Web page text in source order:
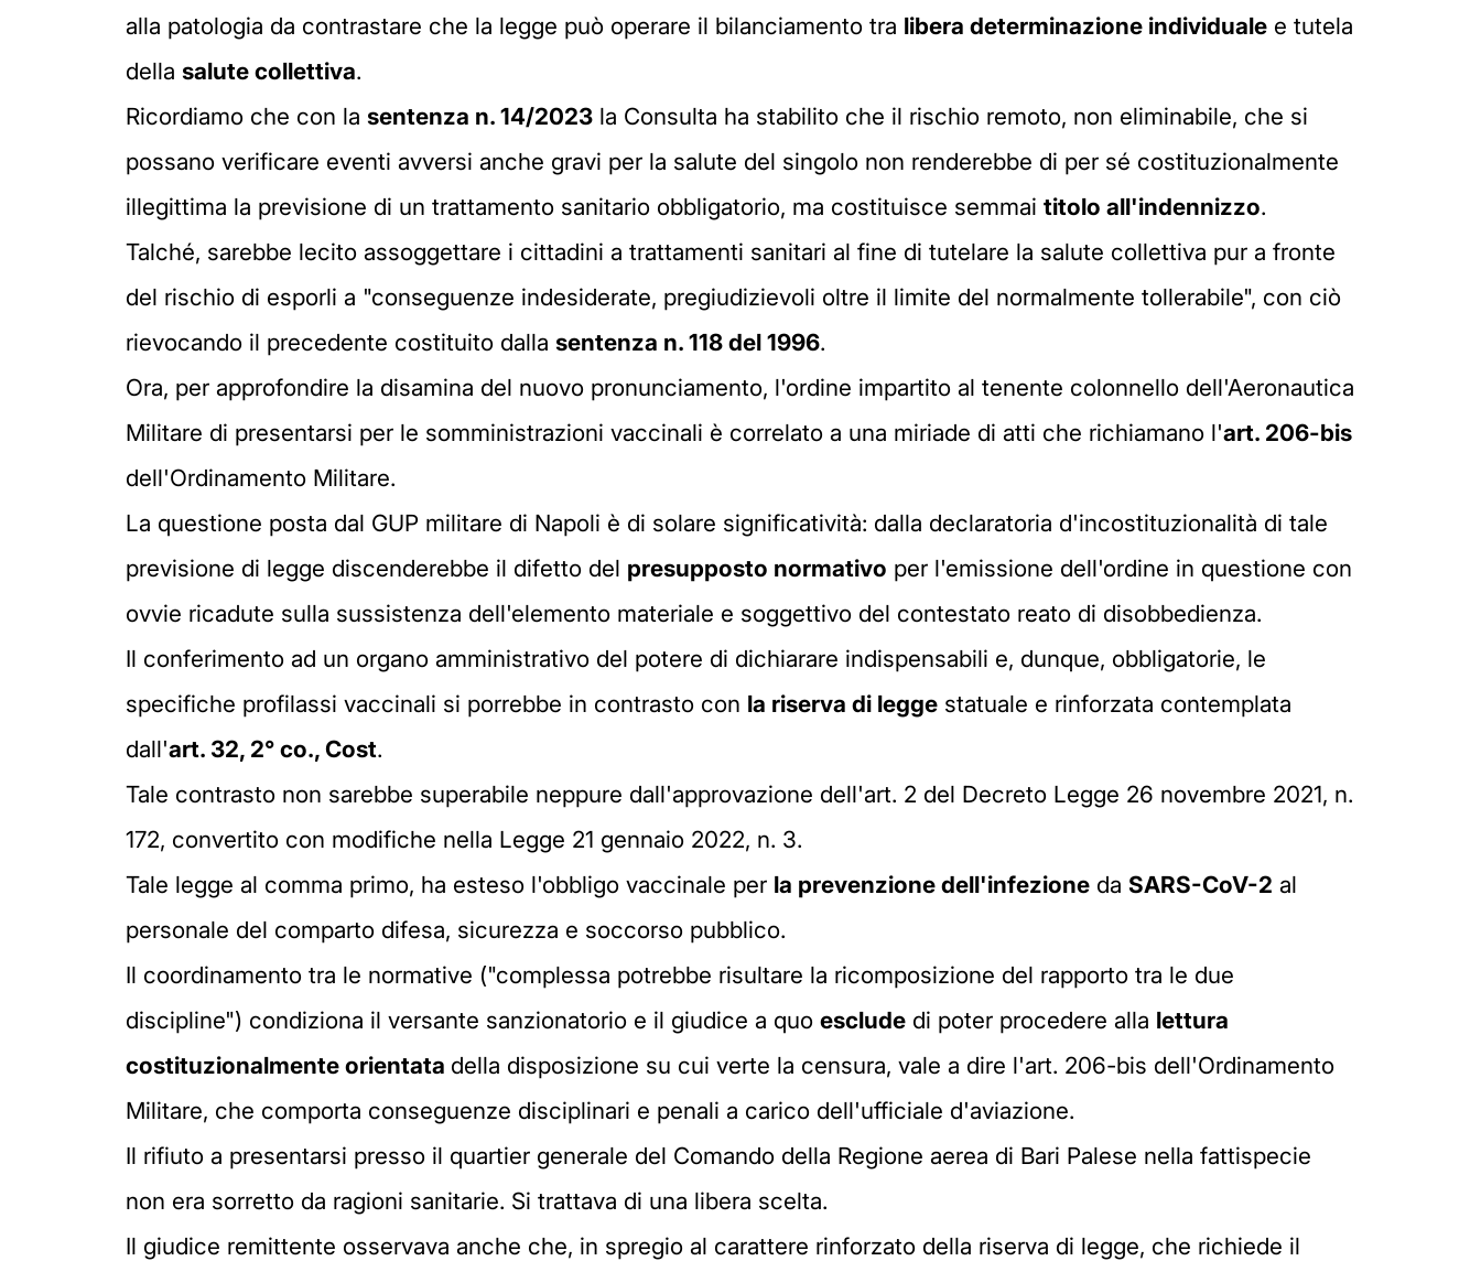
alla patologia da contrastare che la legge può operare il bilanciamento tra libera determinazione individuale e tutela
della salute collettiva.
Ricordiamo che con la sentenza n. 14/2023 la Consulta ha stabilito che il rischio remoto, non eliminabile, che si
possano verificare eventi avversi anche gravi per la salute del singolo non renderebbe di per sé costituzionalmente
illegittima la previsione di un trattamento sanitario obbligatorio, ma costituisce semmai titolo all'indennizzo.
Talché, sarebbe lecito assoggettare i cittadini a trattamenti sanitari al fine di tutelare la salute collettiva pur a fronte
del rischio di esporli a "conseguenze indesiderate, pregiudizievoli oltre il limite del normalmente tollerabile", con ciò
rievocando il precedente costituito dalla sentenza n. 118 del 1996.
Ora, per approfondire la disamina del nuovo pronunciamento, l'ordine impartito al tenente colonnello dell'Aeronautica
Militare di presentarsi per le somministrazioni vaccinali è correlato a una miriade di atti che richiamano l'art. 206-bis
dell'Ordinamento Militare.
La questione posta dal GUP militare di Napoli è di solare significatività: dalla declaratoria d'incostituzionalità di tale
previsione di legge discenderebbe il difetto del presupposto normativo per l'emissione dell'ordine in questione con
ovvie ricadute sulla sussistenza dell'elemento materiale e soggettivo del contestato reato di disobbedienza.
Il conferimento ad un organo amministrativo del potere di dichiarare indispensabili e, dunque, obbligatorie, le
specifiche profilassi vaccinali si porrebbe in contrasto con la riserva di legge statuale e rinforzata contemplata
dall'art. 32, 2° co., Cost.
Tale contrasto non sarebbe superabile neppure dall'approvazione dell'art. 2 del Decreto Legge 26 novembre 2021, n.
172, convertito con modifiche nella Legge 21 gennaio 2022, n. 3.
Tale legge al comma primo, ha esteso l'obbligo vaccinale per la prevenzione dell'infezione da SARS-CoV-2 al
personale del comparto difesa, sicurezza e soccorso pubblico.
Il coordinamento tra le normative ("complessa potrebbe risultare la ricomposizione del rapporto tra le due
discipline") condiziona il versante sanzionatorio e il giudice a quo esclude di poter procedere alla lettura
costituzionalmente orientata della disposizione su cui verte la censura, vale a dire l'art. 206-bis dell'Ordinamento
Militare, che comporta conseguenze disciplinari e penali a carico dell'ufficiale d'aviazione.
Il rifiuto a presentarsi presso il quartier generale del Comando della Regione aerea di Bari Palese nella fattispecie
non era sorretto da ragioni sanitarie. Si trattava di una libera scelta.
Il giudice remittente osservava anche che, in spregio al carattere rinforzato della riserva di legge, che richiede il